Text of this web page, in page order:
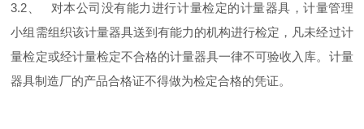
3.2、 对本公司没有能力进行计量检定的计量器具，计量管理
小组需组织该计量器具送到有能力的机构进行检定，凡未经过计
量检定或经计量检定不合格的计量器具一律不可验收入库。计量
器具制造厂的产品合格证不得做为检定合格的凭证。